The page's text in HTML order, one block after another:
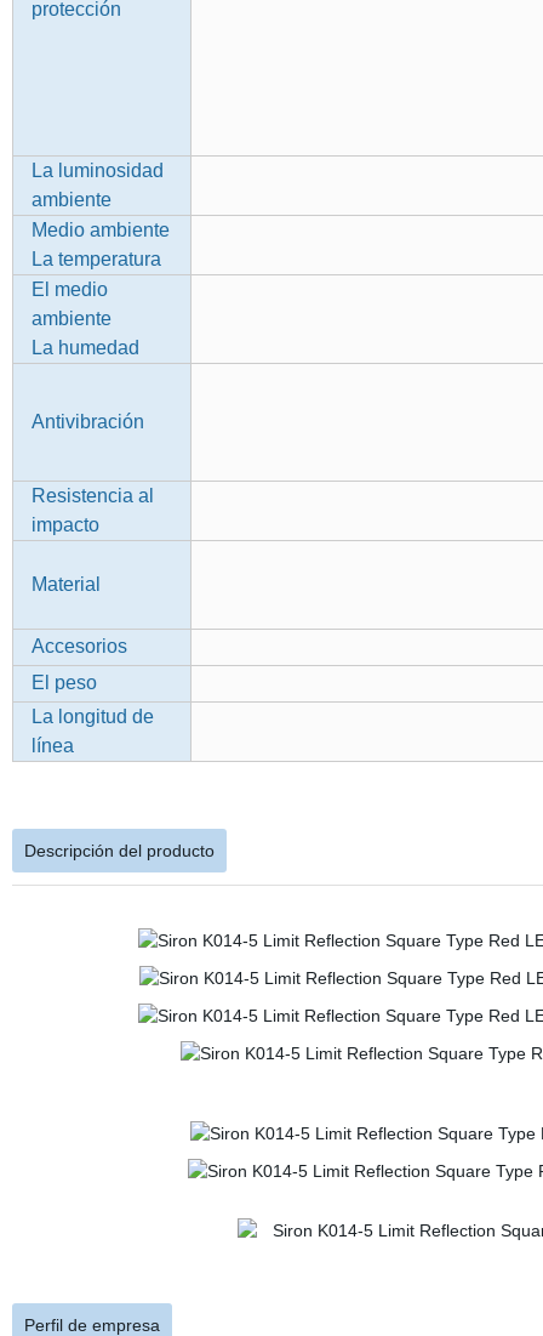
protección
La luminosidad
ambiente
Medio ambiente
La temperatura
El medio
ambiente
La humedad
Antivibración
Resistencia al
impacto
Material
Accesorios
El peso
La longitud de
línea
Descripción del producto
Perfil de empresa